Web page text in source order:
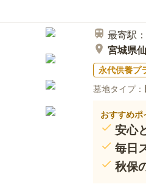
最寄駅：
宮城県
永代供養プ
墓地タイプ：
おすすめポ
安心
毎日
秋保